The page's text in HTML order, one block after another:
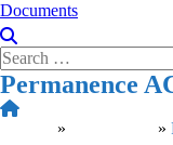
Documents
Permanence
» »